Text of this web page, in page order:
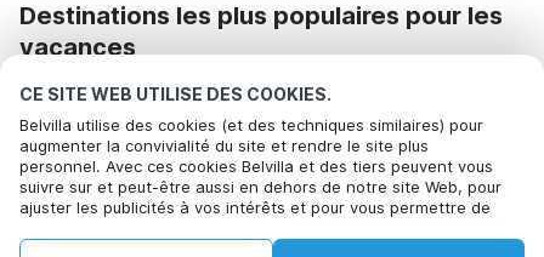
CE SITE WEB UTILISE DES COOKIES.
Belvilla utilise des cookies (et des techniques similaires) pour
augmenter la convivialité du site et rendre le site plus
personnel. Avec ces cookies Belvilla et des tiers peuvent vous
suivre sur et peut-être aussi en dehors de notre site Web, pour
ajuster les publicités à vos intérêts et pour vous permettre de
Accepter, vous acceptez de le faire. Plus d'informations peuvent
Destinations les plus populaires pour les
vacances
Commodités populaires pour les vacances en Hainaut
Location de vacances pour enfants
Maison de vacances au bord du lac
Maison de vacances avec piscine
Maison de vacances avec jardin
Régions offrant les meilleures commodités pour les
vacances
Maison de vacances avec jardin ardenne
Appartements de vacances les-flandres
Villes offrant les meilleures commodités pour les vacances
Bel om te boeken